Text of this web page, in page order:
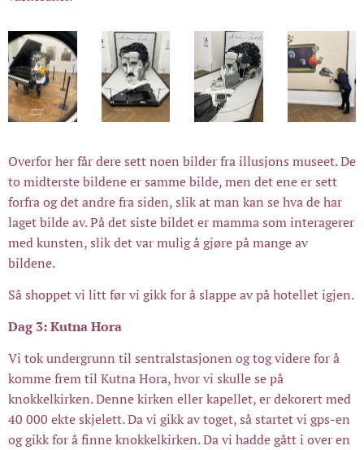
Overfor her får dere sett noen bilder fra illusjons museet. De
to midterste bildene er samme bilde, men det ene er sett
forfra og det andre fra siden, slik at man kan se hva de har
laget bilde av. På det siste bildet er mamma som interagerer
med kunsten, slik det var mulig å gjøre på mange av
bildene.
Så shoppet vi litt før vi gikk for å slappe av på hotellet igjen.
Dag 3: Kutna Hora
Vi tok undergrunn til sentralstasjonen og tog videre for å
komme frem til Kutna Hora, hvor vi skulle se på
knokkelkirken. Denne kirken eller kapellet, er dekorert med
40 000 ekte skjelett. Da vi gikk av toget, så startet vi gps-en
og gikk for å finne knokkelkirken. Da vi hadde gått i over en